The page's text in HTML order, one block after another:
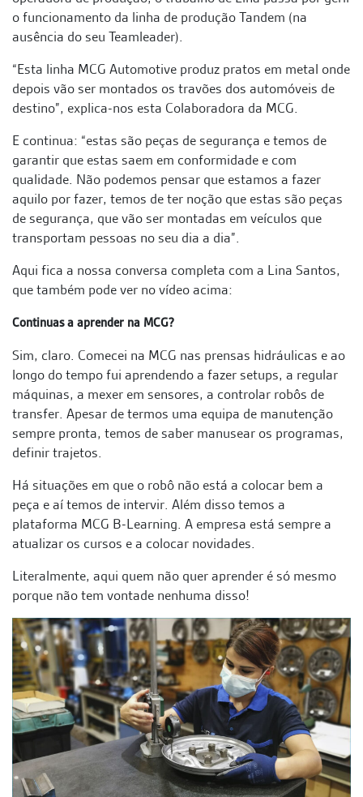
o funcionamento da linha de produção Tandem (na
ausência do seu Teamleader).
“Esta linha MCG Automotive produz pratos em metal onde
depois vão ser montados os travões dos automóveis de
destino”, explica-nos esta Colaboradora da MCG.
E continua: “estas são peças de segurança e temos de
garantir que estas saem em conformidade e com
qualidade. Não podemos pensar que estamos a fazer
aquilo por fazer, temos de ter noção que estas são peças
de segurança, que vão ser montadas em veículos que
transportam pessoas no seu dia a dia”.
Aqui fica a nossa conversa completa com a Lina Santos,
que também pode ver no vídeo acima:
Continuas a aprender na MCG?
Sim, claro. Comecei na MCG nas prensas hidráulicas e ao
longo do tempo fui aprendendo a fazer setups, a regular
máquinas, a mexer em sensores, a controlar robôs de
transfer. Apesar de termos uma equipa de manutenção
sempre pronta, temos de saber manusear os programas,
definir trajetos.
Há situações em que o robô não está a colocar bem a
peça e aí temos de intervir. Além disso temos a
plataforma MCG B-Learning. A empresa está sempre a
atualizar os cursos e a colocar novidades.
Literalmente, aqui quem não quer aprender é só mesmo
porque não tem vontade nenhuma disso!